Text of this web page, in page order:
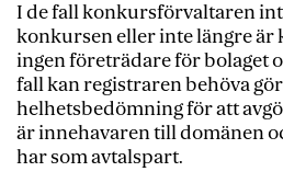
I de fall konkursförvaltaren
konkursen eller inte längre
ingen företrädare för bolaget
fall kan registraren behöva
helhetsbedömning för att
är innehavaren till domänen
har som avtalspart.